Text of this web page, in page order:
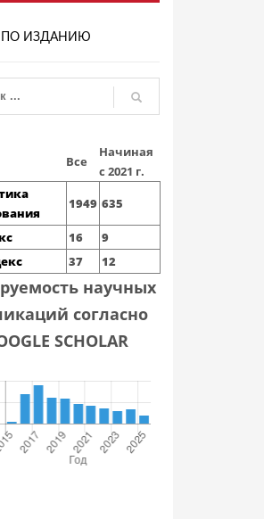
ПО ИЗДАНИЮ
Все
Начиная
с 2021 г.
1949 635
16
9
37 12
научных
согласно
SCHOLAR